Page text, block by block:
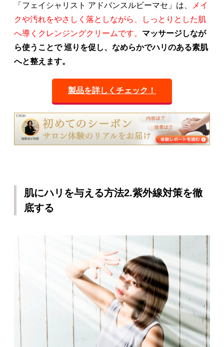
「フェイシャリスト アドバンスルビーマセ」は、
メイ
クや汚れをやさしく落としながら、しっとりとした肌
へ導くクレンジングクリームです。 マッサージしなが
ら使うことで 巡りを促し、なめらかでハリのある素肌
へと整えます。
製品を詳しくチェック！
肌にハリを与える方法2.紫外線対策を徹
底する